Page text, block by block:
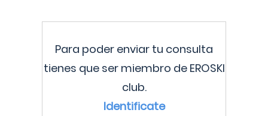
Para poder enviar tu consulta
tienes que ser miembro de EROSKI
club.
Identificate